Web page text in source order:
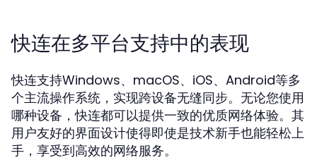
快连在多平台支持中的表现
快连支持Windows、macOS、iOS、Android等多
个主流操作系统，实现跨设备无缝同步。无论您使用
哪种设备，快连都可以提供一致的优质网络体验。其
用户友好的界面设计使得即使是技术新手也能轻松上
手，享受到高效的网络服务。